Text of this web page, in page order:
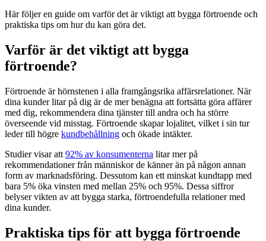
Här följer en guide om varför det är viktigt att bygga förtroende och
praktiska tips om hur du kan göra det.
Varför är det viktigt att bygga
förtroende?
Förtroende är hörnstenen i alla framgångsrika affärsrelationer. När
dina kunder litar på dig är de mer benägna att fortsätta göra affärer
med dig, rekommendera dina tjänster till andra och ha större
överseende vid misstag. Förtroende skapar lojalitet, vilket i sin tur
leder till högre kundbehållning och ökade intäkter.
Studier visar att 92% av konsumenterna litar mer på
rekommendationer från människor de känner än på någon annan
form av marknadsföring. Dessutom kan ett minskat kundtapp med
bara 5% öka vinsten med mellan 25% och 95%. Dessa siffror
belyser vikten av att bygga starka, förtroendefulla relationer med
dina kunder.
Praktiska tips för att bygga förtroende